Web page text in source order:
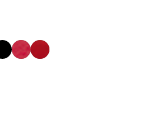
Länder mit den Sprachen,
Länder mit den Sprachen,
pianoblack
pianoredroyalred